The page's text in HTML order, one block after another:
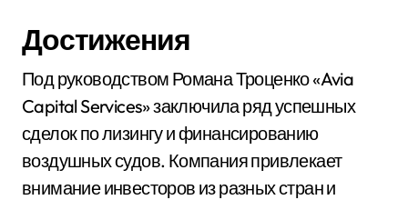
Достижения
Под руководством Романа Троценко «Avia
Capital Services» заключила ряд успешных
сделок по лизингу и финансированию
воздушных судов. Компания привлекает
внимание инвесторов из разных стран и